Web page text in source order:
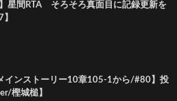
】星間RTA そろそろ真面目に記録更新を
インストーリー10章105-1から/#80】投
樫城槌】